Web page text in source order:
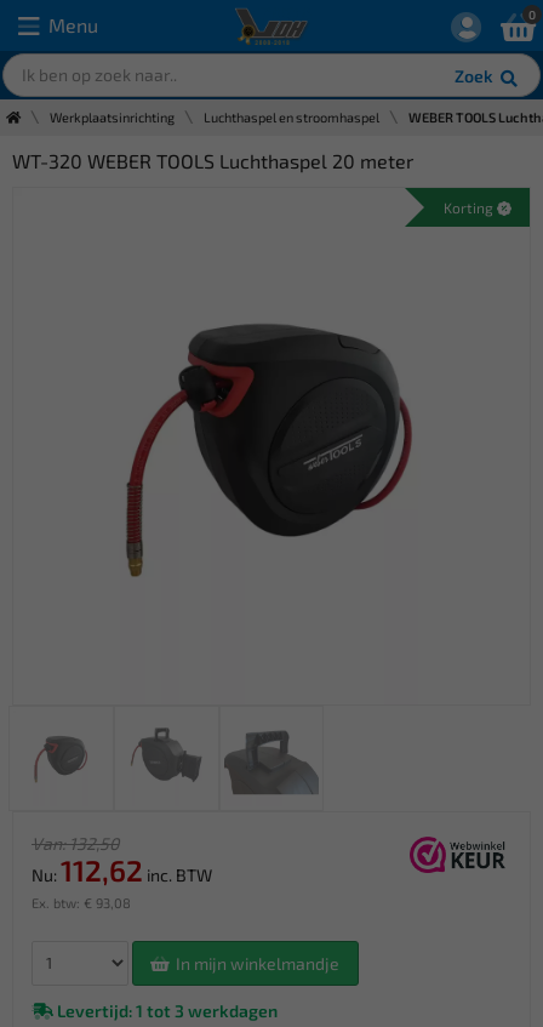
Menu
Zoek
0
Werkplaatsinrichting Luchthaspel en stroomhaspel WEBER TOOLS
WT-320 WEBER TOOLS Luchthaspel 20 meter
Korting
Van: 132,50
Nu: 112,62 inc. BTW
Ex. btw: € 93,08
In mijn winkelmandje
Levertijd: 1 tot 3 werkdagen